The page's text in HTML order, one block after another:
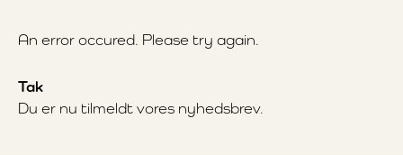
An error occured. Please try again.
Tak
Du er nu tilmeldt vores nyhedsbrev.